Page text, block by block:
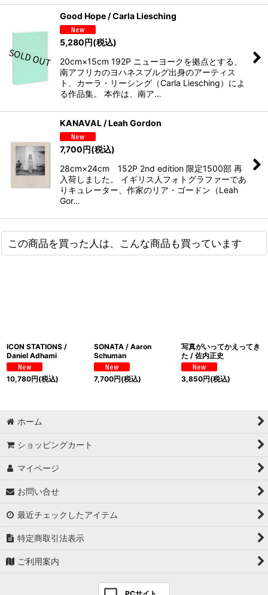
Good Hope / Carla Liesching
5,280円(税込)
20cm×15cm 192P ニューヨークを拠点とする、
南アフリカのヨハネスブルグ出身のアーティス
ト、カーラ・リーシング（Carla Liesching）によ
る作品集。 本作は、南ア…
KANAVAL / Leah Gordon
7,700円(税込)
28cm×24cm 152P 2nd edition 限定1500部 再
入荷しました。 イギリス人フォトグラファーであ
りキュレーター、作家のリア・ゴードン（Leah
Gor…
この商品を買った人は、こんな商品も買っています
ICON STATIONS /
Daniel Adhami
10,780円(税込)
SONATA / Aaron
Schuman
7,700円(税込)
写真がいってかえってき
た / 佐内正史
3,850円(税込)
ホーム
ショッピングカート
マイページ
お問い合せ
最近チェックしたアイテム
特定商取引法表示
ご利用案内